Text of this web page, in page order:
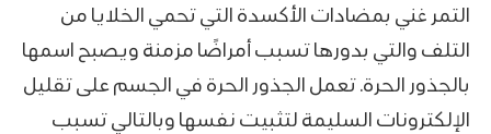
التمر غني بمضادات الأكسدة التي تحمي الخلايا من
التلف والتي بدورها تسبب أمراضًا مزمنة ويصبح اسمها
بالجذور الحرة. تعمل الجذور الحرة في الجسم على تقليل
الإلكترونات السليمة لتثبيت نفسها وبالتالي تسبب